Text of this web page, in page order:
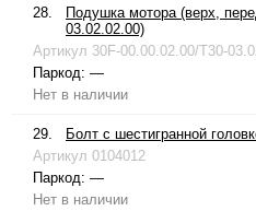
28.
Подушка мотора (верх,
03.02.02.00)
Артикул 30F-00.00.02.00/T30-
Паркод: —
Нет в наличии
29.
Болт с шестигранной
Артикул 0104012
Паркод: —
Нет в наличии